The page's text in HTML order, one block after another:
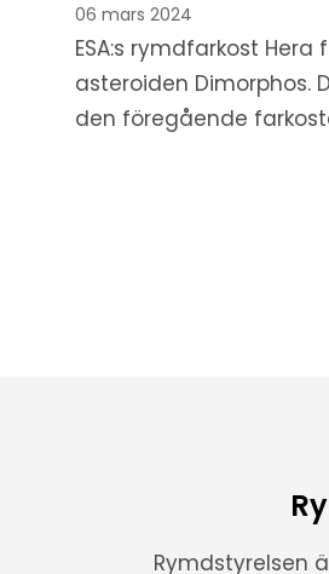
06 mars 2024
ESA:s rymdfarkost
asteroiden Dimorphos.
den föregående
Rymdstyrelsen